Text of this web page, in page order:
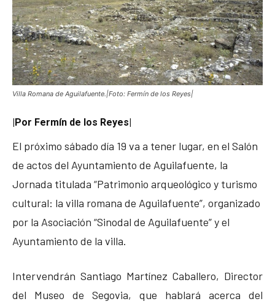
Villa Romana de Aguilafuente.|Foto: Fermín de los Reyes|
|Por Fermín de los Reyes|
El próximo sábado día 19 va a tener lugar, en el Salón
de actos del Ayuntamiento de Aguilafuente, la
Jornada titulada “Patrimonio arqueológico y turismo
cultural: la villa romana de Aguilafuente”, organizado
por la Asociación “Sinodal de Aguilafuente” y el
Ayuntamiento de la villa.
Intervendrán Santiago Martínez Caballero, Director
del Museo de Segovia, que hablará acerca del